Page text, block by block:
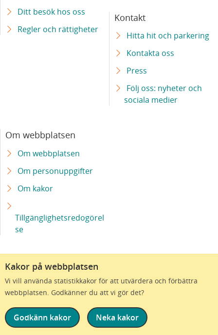
Kakor på webbplatsen
Vi vill använda statistikkakor för att utvärdera och förbättra
webbplatsen. Godkänner du att vi gör det?
Godkänn kakor Neka kakor
Ditt besök hos oss
Regler och rättigheter
Kontakt
Hitta hit och parkering
Kontakta oss
Press
Följ oss: nyheter och
sociala medier
Om webbplatsen
Om webbplatsen
Om personuppgifter
Om kakor
Tillgänglighetsredogörel
se